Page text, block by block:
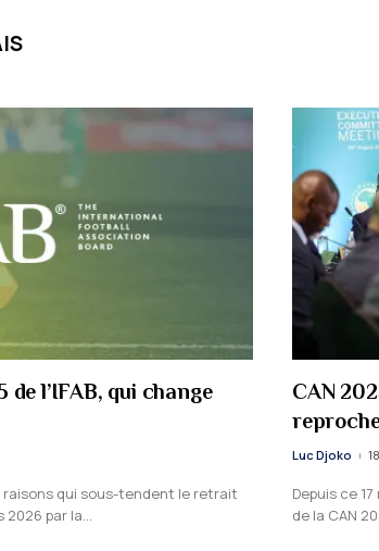
de l’IFAB, qui change
raisons qui sous-tendent le retrait
2026 par la…
CAN
Luc Djoko
Depuis ce
de la CAN